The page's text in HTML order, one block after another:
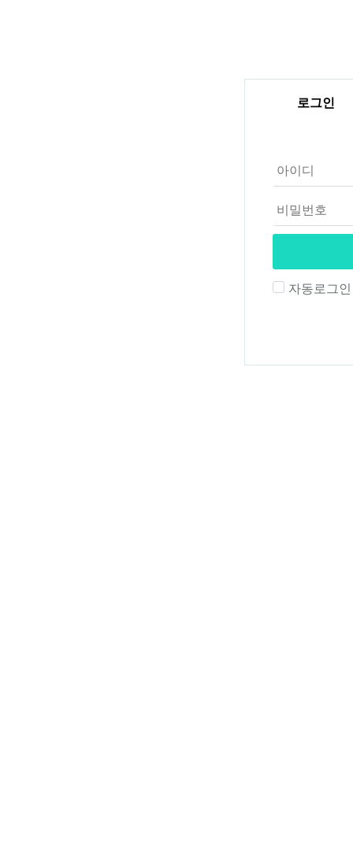
로그인
자동로그인